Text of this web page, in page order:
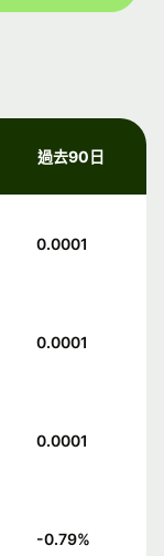
過去90日
0.0001
0.0001
0.0001
-0.79%